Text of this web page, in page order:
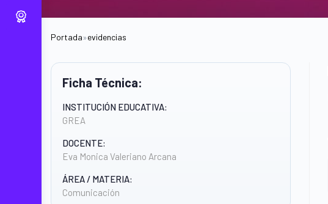
Portada»evidencias
Ficha Técnica:
INSTITUCIÓN EDUCATIVA:
GREA
DOCENTE:
Eva Monica Valeriano Arcana
ÁREA / MATERIA:
Comunicación